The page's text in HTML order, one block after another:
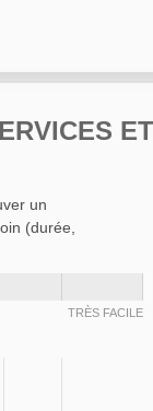
un
(durée,
TRÈS FACILE